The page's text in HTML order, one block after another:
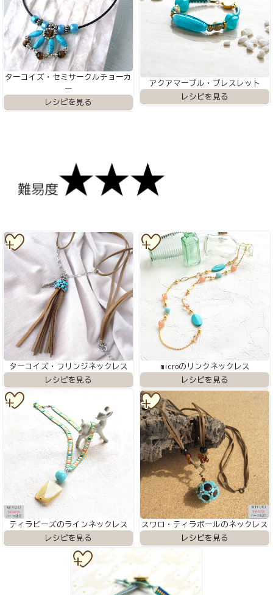
ターコイズ・セミサークルチョーカ
ー
アクアマーブル・ブレスレット
ターコイズ・フリンジネックレス microのリンクネックレス
ティラビーズのラインネックレス スワロ・ティラボールのネックレス